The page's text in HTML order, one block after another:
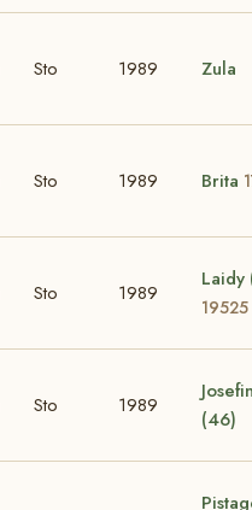
Sto 1989 Zula
Sto 1989 Brita
Sto 1989
Laidy
19525
Sto 1989
(46)